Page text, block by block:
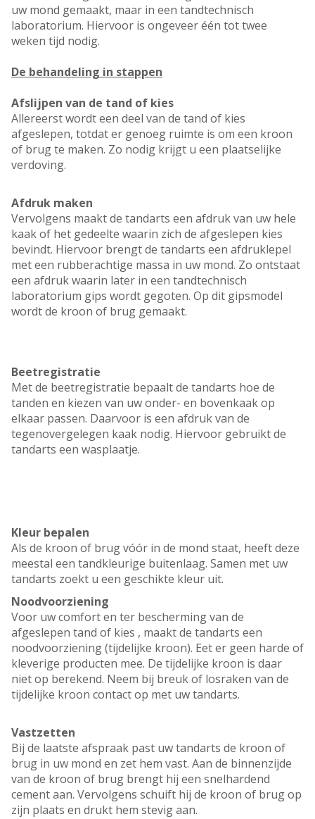
uw mond gemaakt, maar in een tandtechnisch
laboratorium. Hiervoor is ongeveer één tot twee
weken tijd nodig.
De behandeling in stappen
Afslijpen van de tand of kies
Allereerst wordt een deel van de tand of kies
afgeslepen, totdat er genoeg ruimte is om een kroon
of brug te maken. Zo nodig krijgt u een plaatselijke
verdoving.
Afdruk maken
Vervolgens maakt de tandarts een afdruk van uw hele
kaak of het gedeelte waarin zich de afgeslepen kies
bevindt. Hiervoor brengt de tandarts een afdruklepel
met een rubberachtige massa in uw mond. Zo ontstaat
een afdruk waarin later in een tandtechnisch
laboratorium gips wordt gegoten. Op dit gipsmodel
wordt de kroon of brug gemaakt.
Beetregistratie
Met de beetregistratie bepaalt de tandarts hoe de
tanden en kiezen van uw onder- en bovenkaak op
elkaar passen. Daarvoor is een afdruk van de
tegenovergelegen kaak nodig. Hiervoor gebruikt de
tandarts een wasplaatje.
Kleur bepalen
Als de kroon of brug vóór in de mond staat, heeft deze
meestal een tandkleurige buitenlaag. Samen met uw
tandarts zoekt u een geschikte kleur uit.
Noodvoorziening
Voor uw comfort en ter bescherming van de
afgeslepen tand of kies , maakt de tandarts een
noodvoorziening (tijdelijke kroon). Eet er geen harde of
kleverige producten mee. De tijdelijke kroon is daar
niet op berekend. Neem bij breuk of losraken van de
tijdelijke kroon contact op met uw tandarts.
Vastzetten
Bij de laatste afspraak past uw tandarts de kroon of
brug in uw mond en zet hem vast. Aan de binnenzijde
van de kroon of brug brengt hij een snelhardend
cement aan. Vervolgens schuift hij de kroon of brug op
zijn plaats en drukt hem stevig aan.